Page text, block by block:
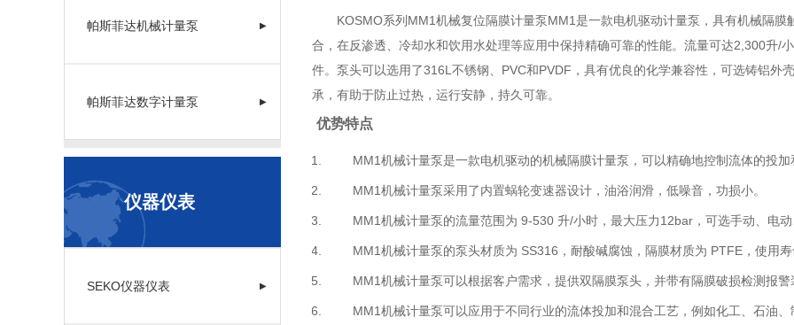
帕斯菲达机械计量泵 ▶
帕斯菲达数字计量泵 ▶
仪器仪表
SEKO仪器仪表 ▶
KOSMO系列MM1机械复位隔膜计量泵MM1是一款电机驱动计量泵，具有机械隔膜
合，在反渗透、冷却水和饮用水处理等应用中保持精确可靠的性能。流量可达2,300升/
件。泵头可以选用了316L不锈钢、PVC和PVDF，具有优良的化学兼容性，可选铸铝外
承，有助于防止过热，运行安静，持久可靠。
优势特点
MM1机械计量泵是一款电机驱动的机械隔膜计量泵，可以精确地控制流体的投加
MM1机械计量泵采用了内置蜗轮变速器设计，油浴润滑，低噪音，功损小。
MM1机械计量泵的流量范围为 9-530 升/小时，最大压力12bar，可选手动、电动
MM1机械计量泵的泵头材质为 SS316，耐酸碱腐蚀，隔膜材质为 PTFE，使用寿
MM1机械计量泵可以根据客户需求，提供双隔膜泵头，并带有隔膜破损检测报警
MM1机械计量泵可以应用于不同行业的流体投加和混合工艺，例如化工、石油、